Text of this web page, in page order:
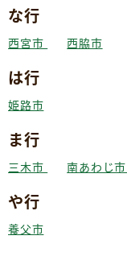
な行
西宮市 西脇市
は行
姫路市
ま行
三木市 南あわじ市
や行
養父市